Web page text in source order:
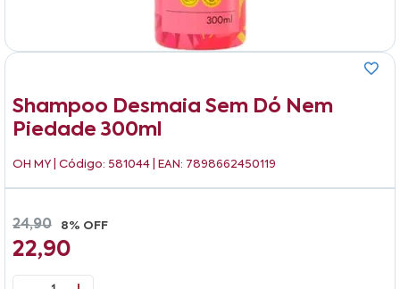
Shampoo Desmaia Sem Dó Nem
Piedade 300ml
OH MY | Código: 581044 | EAN: 7898662450119
24,90 8% OFF
22,90